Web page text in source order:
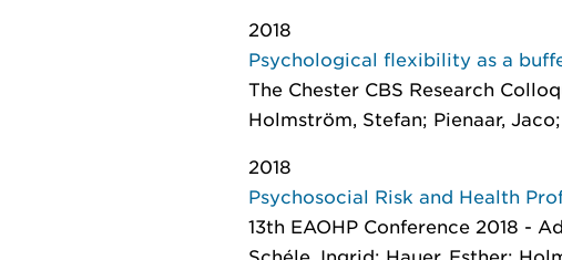
2018
Psychological flexibility as a
The Chester CBS Research
Holmström, Stefan; Pienaar,
2018
Psychosocial Risk and Health
13th EAOHP Conference 2018 -
Schéle, Ingrid; Hauer, Esther;